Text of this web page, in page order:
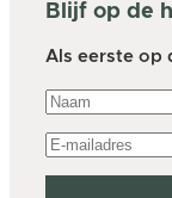
Blijf op de
Als eerste op